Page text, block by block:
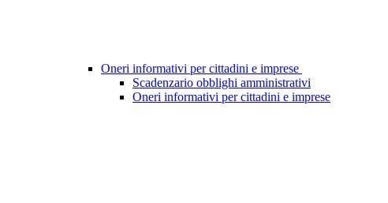
Oneri informativi per cittadini e imprese
Scadenzario obblighi amministrativi
Oneri informativi per cittadini e imprese